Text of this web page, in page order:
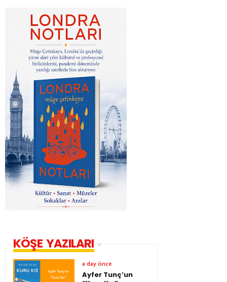
KÖŞE YAZILARI
a day önce
Ayfer Tunç’un